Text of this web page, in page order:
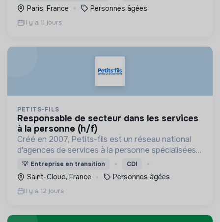
Paris, France Personnes âgées
Il y a 11 jours
PETITS-FILS
responsable de secteur dans les services
à la personne (h/f)
Créé en 2007, Petits-fils est un réseau national
d'agences de services à la personne spécialisées
dans l'aide à domicile pour les personnes âgées.
💡 Entreprise en transition CDI
Saint-Cloud, France Personnes âgées
Il y a 12 jours